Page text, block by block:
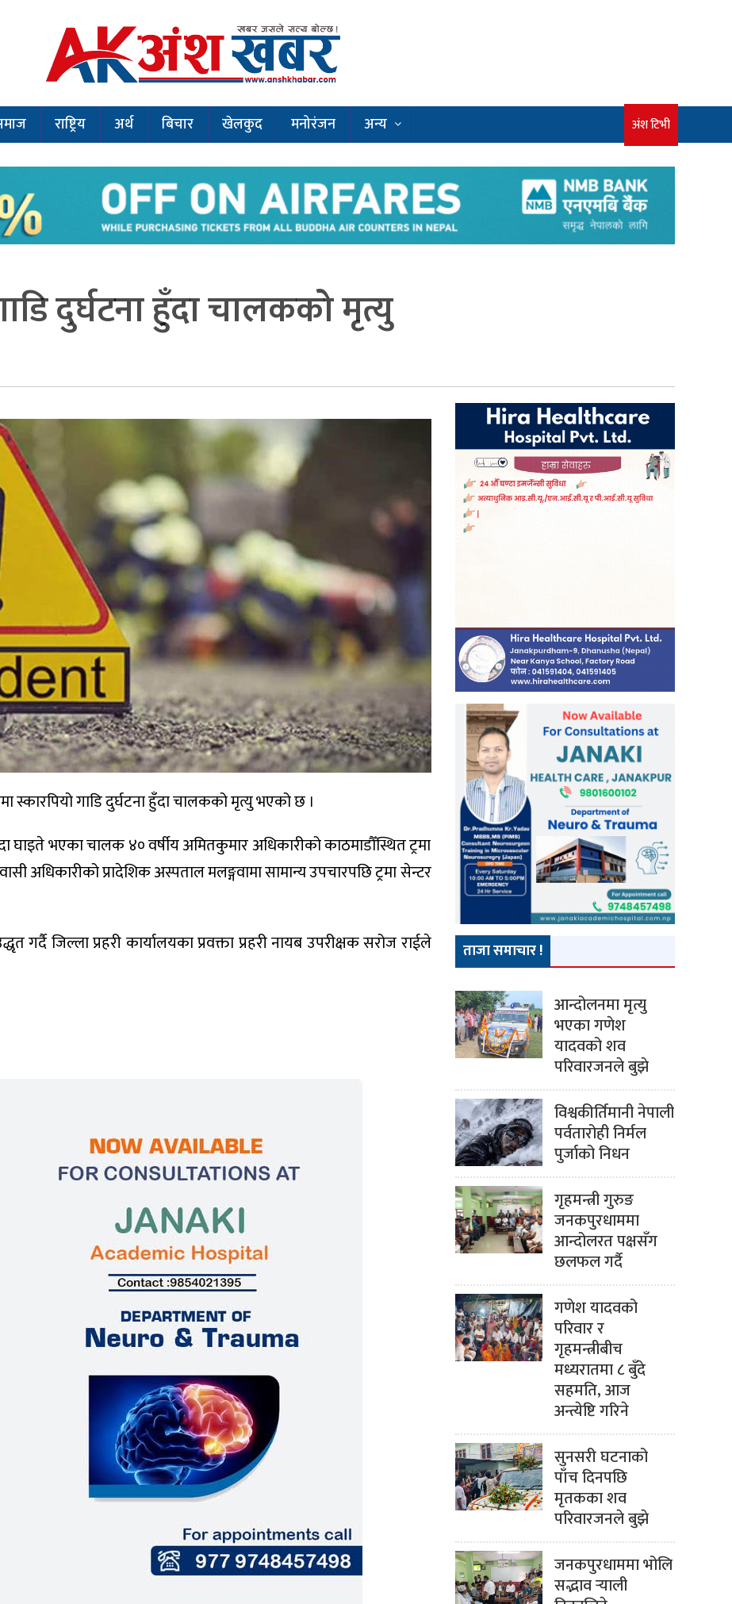
राष्ट्रिय अर्थ बिचार खेलकुद मनोरंजन अन्य अंश टिभी
दुर्घटना हुँदा चालकको मृत्यु
स्कारपियो गाडि दुर्घटना हुँदा चालकको मृत्यु भएको छ ।
भएका चालक ४० वर्षीय अमितकुमार अधिकारीको काठमाडौँस्थित ट्रमा
अधिकारीको प्रादेशिक अस्पताल मलङ्गवामा सामान्य उपचारपछि ट्रमा सेन्टर
जिल्ला प्रहरी कार्यालयका प्रवक्ता प्रहरी नायब उपरीक्षक सरोज राईले
ताजा समाचार !
आन्दोलनमा मृत्यु
भएका गणेश
यादवको शव
परिवारजनले बुझे
विश्वकीर्तिमानी नेपाली
पर्वतारोही निर्मल
पुर्जाको निधन
गृहमन्त्री गुरुङ
जनकपुरधाममा
आन्दोलरत पक्षसँग
छलफल गर्दै
गणेश यादवको
परिवार र
गृहमन्त्रीबीच
मध्यरातमा ८ बुँदे
सहमति, आज
अन्त्येष्टि गरिने
सुनसरी घटनाको
पाँच दिनपछि
मृतकका शव
परिवारजनले बुझे
जनकपुरधाममा भोलि
सद्भाव र्‍याली